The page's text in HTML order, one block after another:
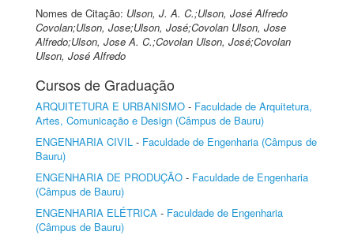
Nomes de Citação: Ulson, J. A. C.;Ulson, José Alfredo
Covolan;Ulson, Jose;Ulson, José;Covolan Ulson, Jose
Alfredo;Ulson, Jose A. C.;Covolan Ulson, José;Covolan
Ulson, José Alfredo
Cursos de Graduação
ARQUITETURA E URBANISMO - Faculdade de Arquitetura,
Artes, Comunicação e Design (Câmpus de Bauru)
ENGENHARIA CIVIL - Faculdade de Engenharia (Câmpus de
Bauru)
ENGENHARIA DE PRODUÇÃO - Faculdade de Engenharia
(Câmpus de Bauru)
ENGENHARIA ELÉTRICA - Faculdade de Engenharia
(Câmpus de Bauru)